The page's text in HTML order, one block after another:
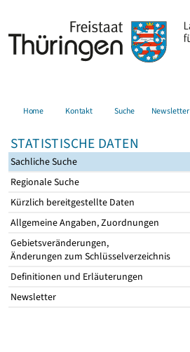
Home Kontakt Suche Newsletter
STATISTISCHE DATEN
Sachliche Suche
Regionale Suche
Kürzlich bereitgestellte Daten
Allgemeine Angaben, Zuordnungen
Gebietsveränderungen,
Änderungen zum Schlüsselverzeichnis
Definitionen und Erläuterungen
Newsletter